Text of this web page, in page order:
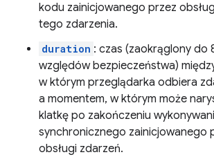
kodu zainicjowanego przez
tego zdarzenia.
duration : czas (zaokrąglony do
względów bezpieczeństwa)
w którym przeglądarka odbiera
a momentem, w którym może
klatkę po zakończeniu
synchronicznego zainicjowanego
obsługi zdarzeń.